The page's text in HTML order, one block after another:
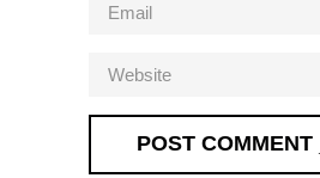
POST COMMENT _